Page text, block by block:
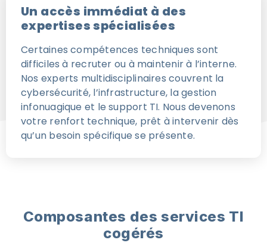
Un accès immédiat à des
expertises spécialisées
Certaines compétences techniques sont
difficiles à recruter ou à maintenir à l’interne.
Nos experts multidisciplinaires couvrent la
cybersécurité, l’infrastructure, la gestion
infonuagique et le support TI. Nous devenons
votre renfort technique, prêt à intervenir dès
qu’un besoin spécifique se présente.
Composantes des services TI
cogérés